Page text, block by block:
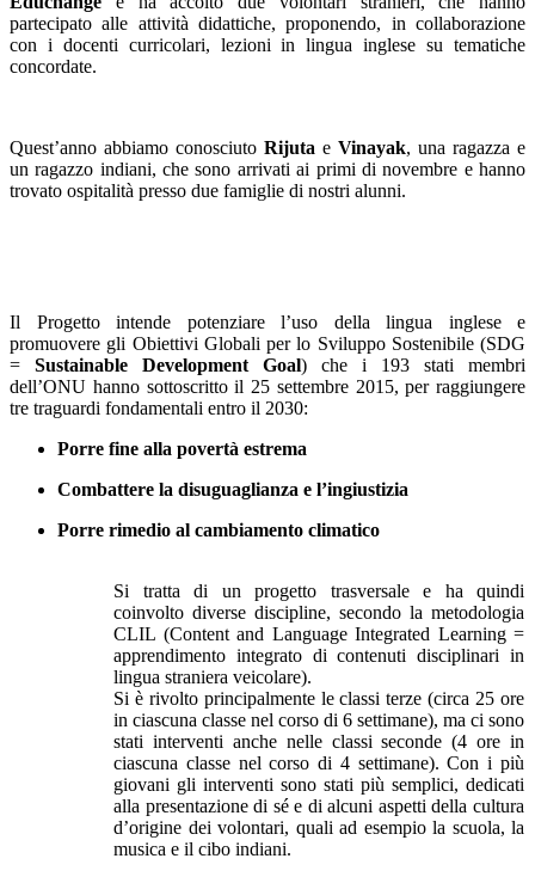
partecipato alle attività didattiche, proponendo, in collaborazione
con i docenti curricolari, lezioni in lingua inglese su tematiche
concordate.
Quest’anno abbiamo conosciuto Rijuta e Vinayak, una ragazza e
un ragazzo indiani, che sono arrivati ai primi di novembre e hanno
trovato ospitalità presso due famiglie di nostri alunni.
Il Progetto intende potenziare l’uso della lingua inglese e
promuovere gli Obiettivi Globali per lo Sviluppo Sostenibile (SDG
=
Sustainable Development Goal) che i 193 stati membri
dell’ONU hanno sottoscritto il 25 settembre 2015, per raggiungere
tre traguardi fondamentali entro il 2030:
Porre fine alla povertà estrema
Combattere la disuguaglianza e l’ingiustizia
Porre rimedio al cambiamento climatico
Si tratta di un progetto trasversale e ha quindi
coinvolto diverse discipline, secondo la metodologia
CLIL (Content and Language Integrated Learning =
apprendimento integrato di contenuti disciplinari in
lingua straniera veicolare).
Si è rivolto principalmente le classi terze (circa 25 ore
in ciascuna classe nel corso di 6 settimane), ma ci sono
stati interventi anche nelle classi seconde (4 ore in
ciascuna classe nel corso di 4 settimane). Con i più
giovani gli interventi sono stati più semplici, dedicati
alla presentazione di sé e di alcuni aspetti della cultura
d’origine dei volontari, quali ad esempio la scuola, la
musica e il cibo indiani.